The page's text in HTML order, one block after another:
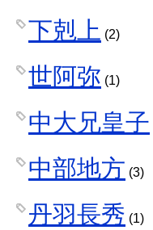
下剋上 (2)
世阿弥 (1)
中大兄皇子
中部地方 (3)
丹羽長秀 (1)